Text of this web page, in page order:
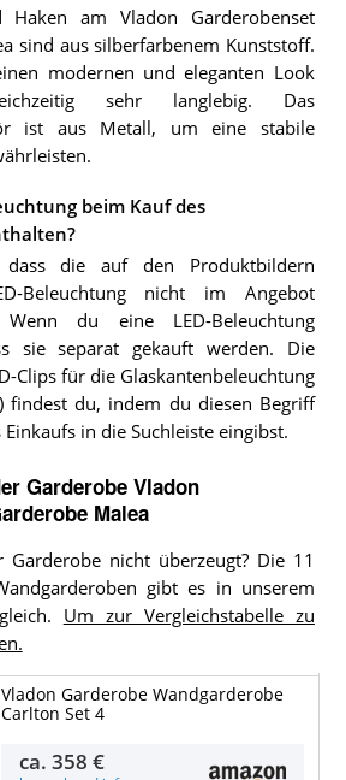
am Vladon Garderobenset
sind aus silberfarbenem Kunststoff.
modernen und eleganten Look
sehr langlebig. Das
ist aus Metall, um eine stabile
beim Kauf des
dass die auf den Produktbildern
Beleuchtung nicht im Angebot
du eine LED-Beleuchtung
sie separat gekauft werden. Die
Clips für die Glaskantenbeleuchtung
findest du, indem du diesen Begriff
in die Suchleiste eingibst.
Garderobe Vladon
Malea
Garderobe nicht überzeugt? Die 11
gibt es in unserem
Um zur Vergleichstabelle zu
Vladon Garderobe Wandgarderobe
Carlton Set 4
ca.358 €